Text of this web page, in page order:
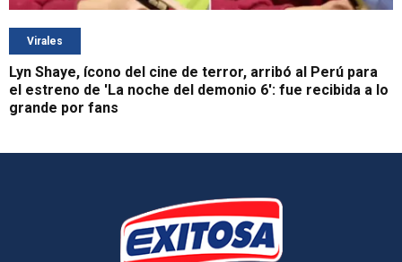
Virales
Lyn Shaye, ícono del cine de terror, arribó al Perú para
el estreno de 'La noche del demonio 6': fue recibida a lo
grande por fans